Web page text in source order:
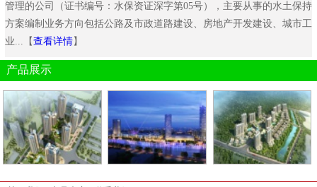
管理的公司（证书编号：水保资证深字第05号），主要从事的水土保持
方案编制业务方向包括公路及市政道路建设、房地产开发建设、城市工
业...【查看详情】
产品展示